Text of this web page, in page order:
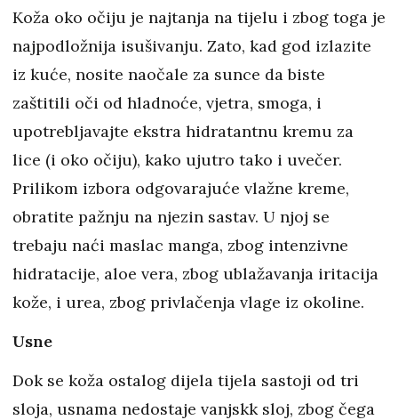
Koža oko očiju je najtanja na tijelu i zbog toga je
najpodložnija isušivanju. Zato, kad god izlazite
iz kuće, nosite naočale za sunce da biste
zaštitili oči od hladnoće, vjetra, smoga, i
upotrebljavajte ekstra hidratantnu kremu za
lice (i oko očiju), kako ujutro tako i uvečer.
Prilikom izbora odgovarajuće vlažne kreme,
obratite pažnju na njezin sastav. U njoj se
trebaju naći maslac manga, zbog intenzivne
hidratacije, aloe vera, zbog ublažavanja iritacija
kože, i urea, zbog privlačenja vlage iz okoline.
Usne
Dok se koža ostalog dijela tijela sastoji od tri
sloja, usnama nedostaje vanjskk sloj, zbog čega